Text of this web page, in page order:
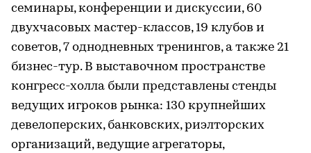
семинары, конференции и дискуссии, 60
двухчасовых мастер-классов, 19 клубов и
советов, 7 однодневных тренингов, а также 21
бизнес-тур. В выставочном пространстве
конгресс-холла были представлены стенды
ведущих игроков рынка: 130 крупнейших
девелоперских, банковских, риэлторских
организаций, ведущие агрегаторы,